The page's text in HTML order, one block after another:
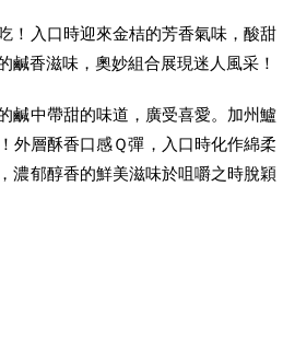
！入口時迎來金桔的芳香氣味，酸甜
鹹香滋味，奧妙組合展現迷人風采！
鹹中帶甜的味道，廣受喜愛。加州鱸
外層酥香口感Ｑ彈，入口時化作綿柔
濃郁醇香的鮮美滋味於咀嚼之時脫穎